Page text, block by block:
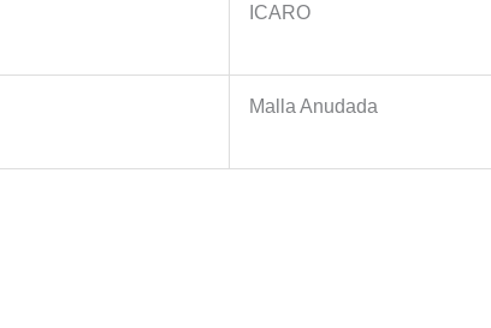
ICARO
Malla Anudada